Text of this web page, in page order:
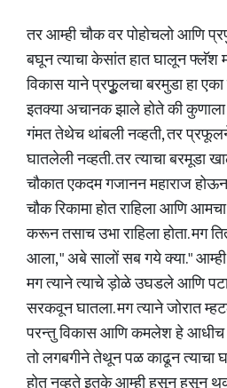
तर आम्ही चौक वर पोहोचलो आणि
बघून त्याचा केसांत हात घालून फ्लॅश
विकास याने प्रफुूलचा बरमुडा हा
इतक्या अचानक झाले होते की
गंमत तेथेच थांबली नव्हती, तर
घातलेली नव्हती. तर त्याचा बरमूडा
चौकात एकदम गजानन महाराज
चौक रिकामा होत राहिला आणि
करून तसाच उभा राहिला होता. मग
आला, " अबे सालों सब गये क्या."
मग त्याने त्याचे ड़ोळे उघडले आणि
सरकवून घातला. मग त्याने जोरात
परन्तु विकास आणि कमलेश हे आधीच
तो लगबगीने तेथून पळ काढून त्याचा